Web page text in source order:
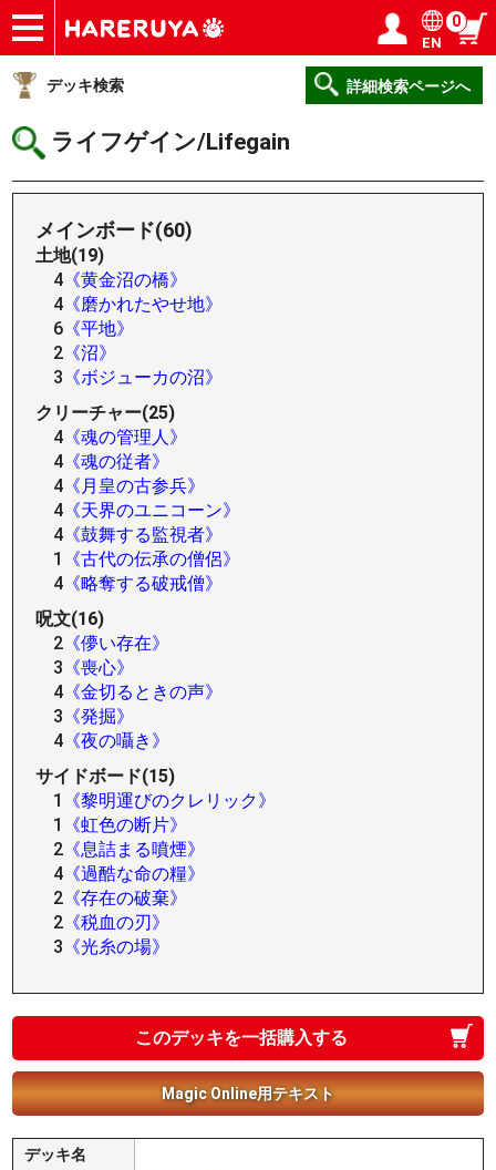
ショップ
買取
記事
デッキ検索
デッキ構築
選手一覧
店舗一覧
イベント
ヘルプ
お問い合わせ ログイン／会員登録
EN
0
デッキ検索 詳細検索ページへ
ライフゲイン/Lifegain
メインボード(60)
土地(19)
4 《黄金沼の橋》
4 《磨かれたやせ地》
6 《平地》
2 《沼》
3 《ボジューカの沼》
クリーチャー(25)
4 《魂の管理人》
4 《魂の従者》
4 《月皇の古参兵》
4 《天界のユニコーン》
4 《鼓舞する監視者》
1
《古代の伝承の僧侶》
4 《略奪する破戒僧》
呪文(16)
2 《儚い存在》
3 《喪心》
4 《金切るときの声》
3 《発掘》
4 《夜の囁き》
サイドボード(15)
1
《黎明運びのクレリック》
1
《虹色の断片》
2 《息詰まる噴煙》
4 《過酷な命の糧》
2 《存在の破棄》
2 《税血の刃》
3 《光糸の場》
このデッキを一括購入する
Magic Online用テキスト
デッキ名